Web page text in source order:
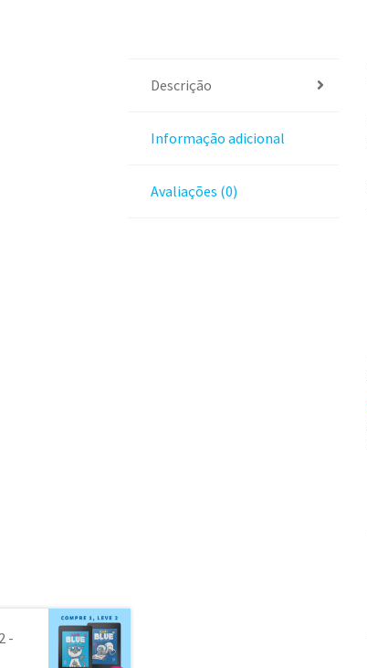
Descrição
Informação adicional
Avaliações (0)
-